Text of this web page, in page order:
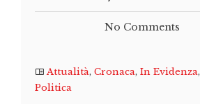
No Comments
Attualità, Cronaca, In Evidenza,
Politica